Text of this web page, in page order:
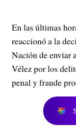
En las últimas
reaccionó a la
Nación de enviar
Vélez por los
penal y fraude